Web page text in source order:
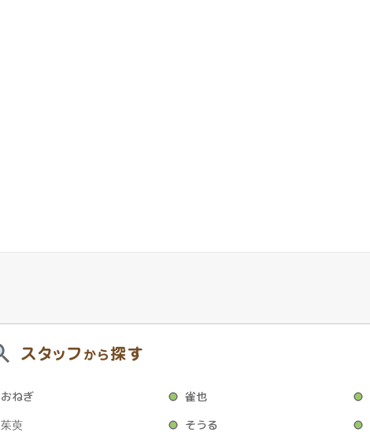
スタッフ から探す
おねぎ 雀也
茱萸 そうる